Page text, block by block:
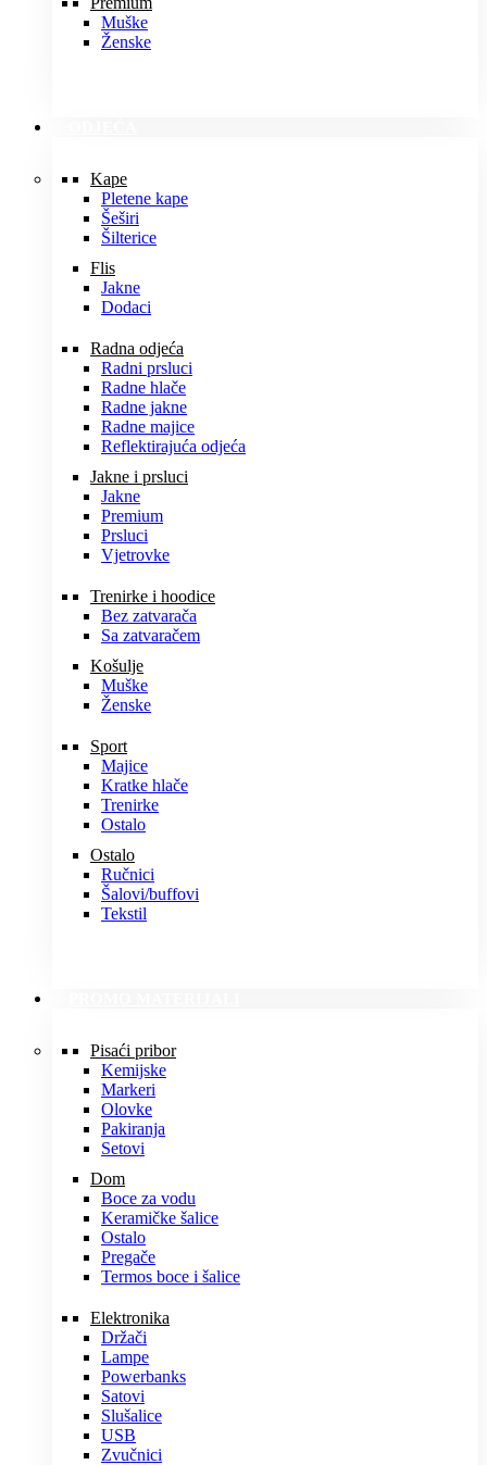
Muške
Ženske
Kape
Pletene kape
Šeširi
Šilterice
Flis
Jakne
Dodaci
Radna odjeća
Radni prsluci
Radne hlače
Radne jakne
Radne majice
Reflektirajuća odjeća
Jakne i prsluci
Jakne
Premium
Prsluci
Vjetrovke
Trenirke i hoodice
Bez zatvarača
Sa zatvaračem
Košulje
Muške
Ženske
Sport
Majice
Kratke hlače
Trenirke
Ostalo
Ostalo
Ručnici
Šalovi/buffovi
Tekstil
Pisaći pribor
Kemijske
Markeri
Olovke
Pakiranja
Setovi
Dom
Boce za vodu
Keramičke šalice
Ostalo
Pregače
Termos boce i šalice
Elektronika
Držači
Lampe
Powerbanks
Satovi
Slušalice
USB
Zvučnici